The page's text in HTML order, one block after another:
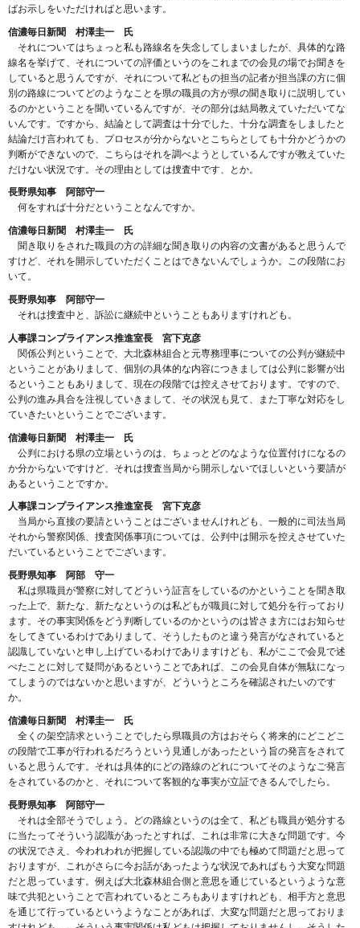
ばお示しをいただければと思います。
信濃毎日新聞 村澤圭一 氏
それについてはちょっと私も路線名を失念してしまいましたが、具体的な路
線名を挙げて、それについての評価というのをこれまでの会見の場でお聞きを
していると思うんですが、それについて私どもの担当の記者が担当課の方に個
別の路線についてどのようなことを県の職員の方が県の聞き取りに説明してい
るのかということを聞いているんですが、その部分は結局教えていただいてな
いんです。ですから、結論として調査は十分でした、十分な調査をしましたと
結論だけ言われても、プロセスが分からないとこちらとしても十分かどうかの
判断ができないので、こちらはそれを調べようとしているんですが教えていた
だけない状況です。その理由としては捜査中です、とか。
長野県知事 阿部守一
何をすれば十分だということなんですか。
信濃毎日新聞 村澤圭一 氏
聞き取りをされた職員の方の詳細な聞き取りの内容の文書があると思うんで
すけど、それを開示していただくことはできないんでしょうか。この段階にお
いて。
長野県知事 阿部守一
それは捜査中と、訴訟に継続中ということもありますけれども。
人事課コンプライアンス推進室長 宮下克彦
関係公判ということで、大北森林組合と元専務理事についての公判が継続中
ということがありまして、個別の具体的な内容につきましては公判に影響が出
るということもありまして、現在の段階では控えさせております。ですので、
公判の進み具合を注視していきまして、その状況も見て、また丁寧な対応をし
ていきたいということでございます。
信濃毎日新聞 村澤圭一 氏
公判における県の立場というのは、ちょっとどのなような位置付けになるの
か分からないですけど、それは捜査当局から開示しないでほしいという要請が
あるということですか。
人事課コンプライアンス推進室長 宮下克彦
当局から直接の要請ということはございませんけれども、一般的に司法当局
それから警察関係、捜査関係事項については、公判中は開示を控えさせていた
だいているということでございます。
長野県知事 阿部 守一
私は県職員が警察に対してどういう証言をしているのかということを聞き取
った上で、新たな、新たなというのは私どもが職員に対して処分を行っており
ます。その事実関係をどう判断しているのかというのは皆さま方にはお知らせ
をしてきているわけでありまして、そうしたものと違う発言がなされていると
認識していないと申し上げているわけでありますけども、私がここで会見で述
べたことに対して疑問があるということであれば、この会見自体が無駄になっ
てしまうのではないかと思いますが、どういうところを確認されたいのです
か。
信濃毎日新聞 村澤圭一 氏
全くの架空請求ということでしたら県職員の方はおそらく将来的にどこどこ
の段階で工事が行われるだろうという見通しがあったという旨の発言をされて
いると思うんです。それは具体的にどの路線のどれについてそのようなご発言
をされているのかと、それについて客観的な事実が立証できるんでしたら。
長野県知事 阿部守一
それは全部そうでしょう。どの路線というのは全て、私ども職員が処分する
に当たってそういう認識があったとすれば、これは非常に大きな問題です。今
の状況でさえ、今われわれが把握している認識の中でも極めて問題だと思って
おりますが、これがさらに今お話があったような状況であればもう大変な問題
だと思っています。例えば大北森林組合側と意思を通じているというような意
味で共犯ということで言われているところもありますけれども、相手方と意思
を通じて行っているというようなことがあれば、大変な問題だと思っておりま